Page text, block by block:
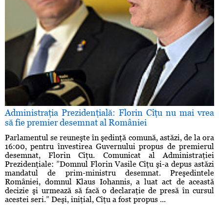
Administraţia Prezidenţială: Florin Cîţu nu mai vrea
să fie premier desemnat al României
Parlamentul se reuneşte în şedinţă comună, astăzi, de la ora
16:00, pentru învestirea Guvernului propus de premierul
desemnat, Florin Cîţu. Comunicat al Administraţiei
Prezidenţiale: ”Domnul Florin Vasile Cîţu şi-a depus astăzi
mandatul de prim-ministru desemnat. Preşedintele
României, domnul Klaus Iohannis, a luat act de această
decizie şi urmează să facă o declaraţie de presă în cursul
acestei seri.” Deşi, iniţial, Cîţu a fost propus ...